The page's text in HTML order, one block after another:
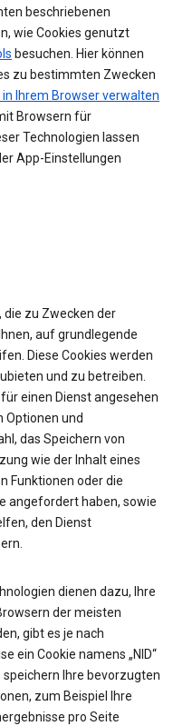
beschriebenen
wie Cookies genutzt
besuchen. Hier können
zu bestimmten Zwecken
in Ihrem Browser verwalten
Browsern für
Technologien lassen
App-Einstellungen
die zu Zwecken der
auf grundlegende
Diese Cookies werden
und zu betreiben.
einen Dienst angesehen
Optionen und
das Speichern von
wie der Inhalt eines
Funktionen oder die
angefordert haben, sowie
den Dienst
dienen dazu, Ihre
der meisten
gibt es je nach
ein Cookie namens „NID“
speichern Ihre bevorzugten
zum Beispiel Ihre
pro Seite